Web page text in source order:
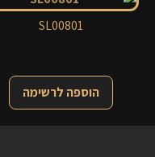
SL00801
הוספה לרשימה